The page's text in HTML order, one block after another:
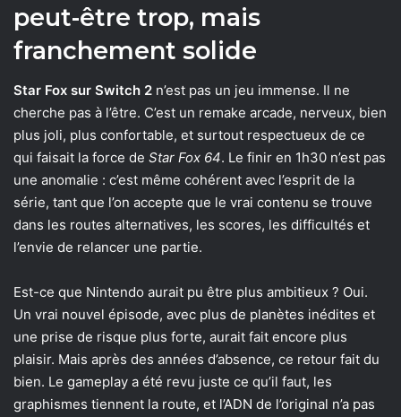
peut-être trop, mais
franchement solide
Star Fox sur Switch 2 n’est pas un jeu immense. Il ne
cherche pas à l’être. C’est un remake arcade, nerveux, bien
plus joli, plus confortable, et surtout respectueux de ce
qui faisait la force de Star Fox 64. Le finir en 1h30 n’est pas
une anomalie : c’est même cohérent avec l’esprit de la
série, tant que l’on accepte que le vrai contenu se trouve
dans les routes alternatives, les scores, les difficultés et
l’envie de relancer une partie.
Est-ce que Nintendo aurait pu être plus ambitieux ? Oui.
Un vrai nouvel épisode, avec plus de planètes inédites et
une prise de risque plus forte, aurait fait encore plus
plaisir. Mais après des années d’absence, ce retour fait du
bien. Le gameplay a été revu juste ce qu’il faut, les
graphismes tiennent la route, et l’ADN de l’original n’a pas